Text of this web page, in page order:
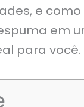
e
em
para você.